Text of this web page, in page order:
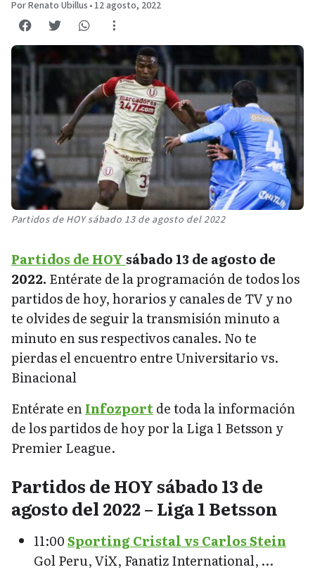
Por Renato Ubillus • 12 agosto, 2022
Partidos de HOY sábado 13 de agosto del 2022
Partidos de HOY sábado 13 de agosto de
2022. Entérate de la programación de todos los
partidos de hoy, horarios y canales de TV y no
te olvides de seguir la transmisión minuto a
minuto en sus respectivos canales. No te
pierdas el encuentro entre Universitario vs.
Binacional
Entérate enInfozportde toda la información
de los partidos de hoy por la Liga 1 Betsson y
Premier League.
Partidos de HOY sábado 13 de
agosto del 2022 – Liga 1 Betsson
11:00Sporting Cristal vs Carlos Stein
Gol Peru, ViX, Fanatiz International, …